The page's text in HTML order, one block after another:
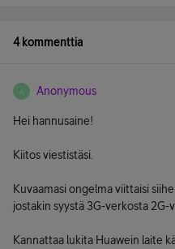
4 kommenttia
A Anonymous
Hei hannusaine!
Kiitos viestistäsi.
Kuvaamasi ongelma viittaisi
jostakin syystä 3G-verkosta
Kannattaa lukita Huawein laite